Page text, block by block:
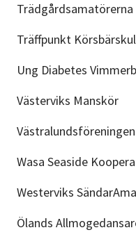
Träffpunkt
Ung Diabetes
Västerviks Manskör
Västralundsföreningen
Wasa Seaside
Westerviks
Ölands